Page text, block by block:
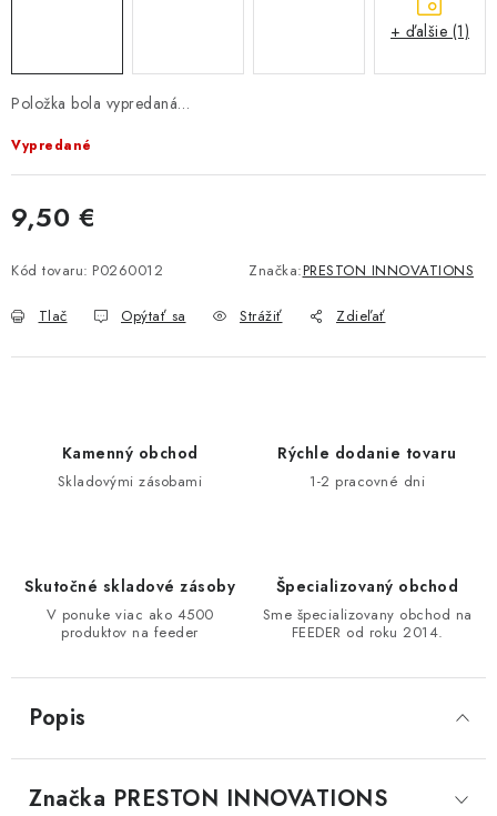
MOJA OBJEDNÁVKA
VRATKY - ODSTÚPENIE OD ZMLUVY - REKLAMACIU
DOPRAVA
ZNAČKY
Položka bola vypredaná…
Vypredané
9,50 €
Kód tovaru: P0260012 Značka:PRESTON INNOVATIONS
Tlač Opýtať sa Strážiť Zdieľať
+ ďalšie (1)
Kamenný obchod
Skladovými zásobami
Rýchle dodanie tovaru
1-2 pracovné dni
Skutočné skladové zásoby
V ponuke viac ako 4500
produktov na feeder
Špecializovaný obchod
Sme špecializovany obchod na
FEEDER od roku 2014.
Popis
Značka PRESTON INNOVATIONS